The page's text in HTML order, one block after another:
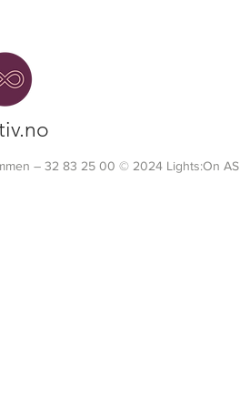
– 32 83 25 00 © 2024 Lights:On AS